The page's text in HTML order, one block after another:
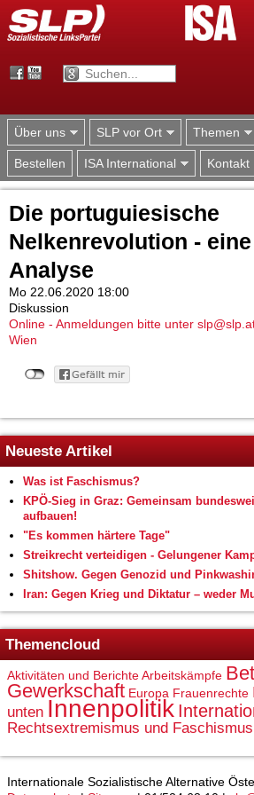
Jump to navigation
Über uns SLP vor Ort Themen
Bestellen ISA International Kontakt
Die portuguiesische
Nelkenrevolution -
Analyse
Mo 22.06.2020 18:00
Diskussion
Online - Anmeldungen bitte unter
Wien
Neueste Artikel
Was ist Faschismus?
KPÖ-Sieg in Graz: Gemeinsam
aufbauen!
"Es kommen härtere Tage"
Streikrecht verteidigen - Gelungener
Shitshow. Gegen Genozid und
Iran: Gegen Krieg und Diktatur – weder
Themencloud
Aktivitäten und BerichteArbeitskämpfe
Gewerkschaft Europa Frauenrechte
unten Innenpolitik
Rechtsextremismus und Faschismus
Internationale Sozialistische Alternative